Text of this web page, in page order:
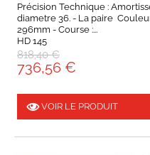
Précision Technique :
diametre 36. - La paire
296mm - Course :...
HD 145
818,40 €
736,56 €
VOIR LE PRODUIT